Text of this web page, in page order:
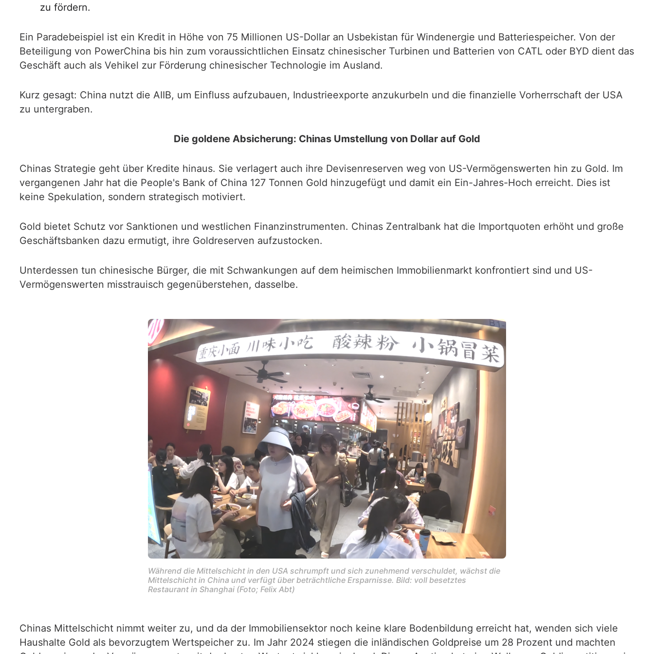
zu fördern.
Ein Paradebeispiel ist ein Kredit in Höhe von 75 Millionen US-Dollar an Usbekistan für Windenergie und Batteriespeicher. Von der
Beteiligung von PowerChina bis hin zum voraussichtlichen Einsatz chinesischer Turbinen und Batterien von CATL oder BYD dient das
Geschäft auch als Vehikel zur Förderung chinesischer Technologie im Ausland.
Kurz gesagt: China nutzt die AIIB, um Einfluss aufzubauen, Industrieexporte anzukurbeln und die finanzielle Vorherrschaft der USA
zu untergraben.
Die goldene Absicherung: Chinas Umstellung von Dollar auf Gold
Chinas Strategie geht über Kredite hinaus. Sie verlagert auch ihre Devisenreserven weg von US-Vermögenswerten hin zu Gold. Im
vergangenen Jahr hat die People's Bank of China 127 Tonnen Gold hinzugefügt und damit ein Ein-Jahres-Hoch erreicht. Dies ist
keine Spekulation, sondern strategisch motiviert.
Gold bietet Schutz vor Sanktionen und westlichen Finanzinstrumenten. Chinas Zentralbank hat die Importquoten erhöht und große
Geschäftsbanken dazu ermutigt, ihre Goldreserven aufzustocken.
Unterdessen tun chinesische Bürger, die mit Schwankungen auf dem heimischen Immobilienmarkt konfrontiert sind und US-
Vermögenswerten misstrauisch gegenüberstehen, dasselbe.
Während die Mittelschicht in den USA schrumpft und sich zunehmend verschuldet, wächst die
Mittelschicht in China und verfügt über beträchtliche Ersparnisse. Bild: voll besetztes
Restaurant in Shanghai (Foto; Felix Abt)
Chinas Mittelschicht nimmt weiter zu, und da der Immobiliensektor noch keine klare Bodenbildung erreicht hat, wenden sich viele
Haushalte Gold als bevorzugtem Wertspeicher zu. Im Jahr 2024 stiegen die inländischen Goldpreise um 28 Prozent und machten